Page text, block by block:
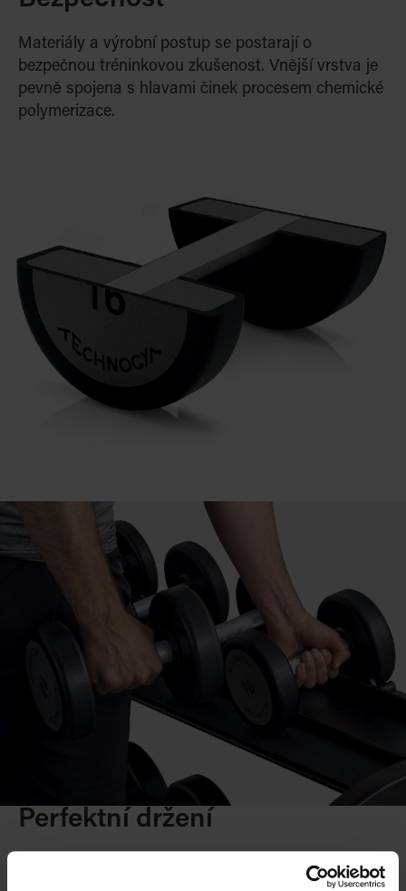
Materiály a výrobní postup se postarají o
bezpečnou tréninkovou zkušenost. Vnější vrstva je
pevně spojena s hlavami činek procesem chemické
polymerizace.
Perfektní držení
Celý povrch činky je strukturován tak, aby činky
poskytovaly dokonalý pocit při držení a byly